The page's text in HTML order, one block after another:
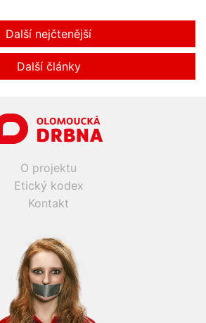
Další nejčtenější
Další články
O projektu
Etický kodex
Kontakt